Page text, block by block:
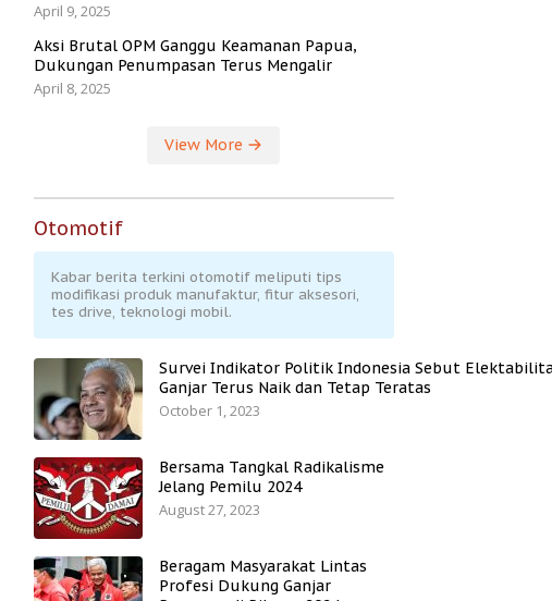
April 9, 2025
Aksi Brutal OPM Ganggu Keamanan Papua,
Dukungan Penumpasan Terus Mengalir
April 8, 2025
View More
Otomotif
Kabar berita terkini otomotif meliputi tips
modifikasi produk manufaktur, fitur aksesori,
tes drive, teknologi mobil.
Survei Indikator Politik Indonesia Sebut
Ganjar Terus Naik dan Tetap Teratas
October 1, 2023
Bersama Tangkal Radikalisme
Jelang Pemilu 2024
August 27, 2023
Beragam Masyarakat Lintas
Profesi Dukung Ganjar